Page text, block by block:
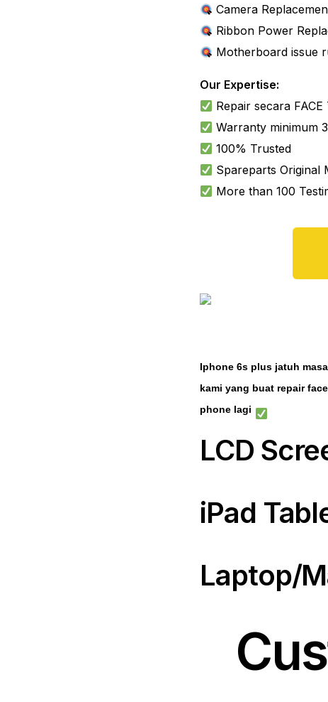
Camera
Ribbon Power
Motherboard issue
Our Expertise:
Repair secara FACE
Warranty minimum
100% Trusted
SparepartsOriginal
More than 100
Iphone 6s plus jatuh
kami yang buat repair
phone lagi
LCD
iPad
Laptop/